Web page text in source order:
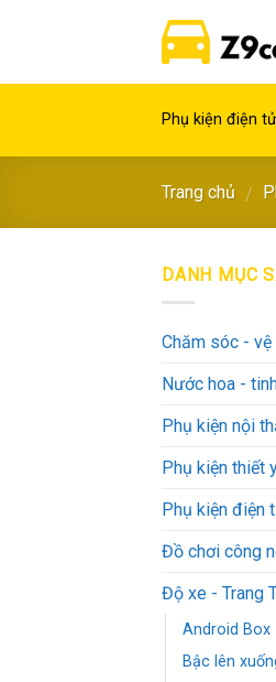
Phụ kiện điện tử
Trang chủ /
DANH MỤC
Chăm sóc -
Nước hoa -
Phụ kiện nội
Phụ kiện thiết
Phụ kiện điện
Đồ chơi công
Độ xe - Trang
Android Box
Bậc lên